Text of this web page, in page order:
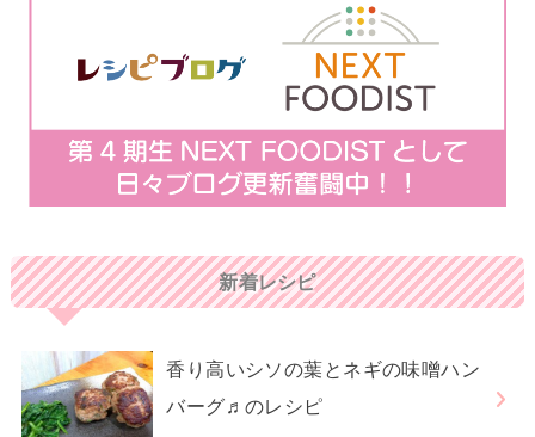
新着レシピ
香り高いシソの葉とネギの味噌ハン
バーグ♬のレシピ